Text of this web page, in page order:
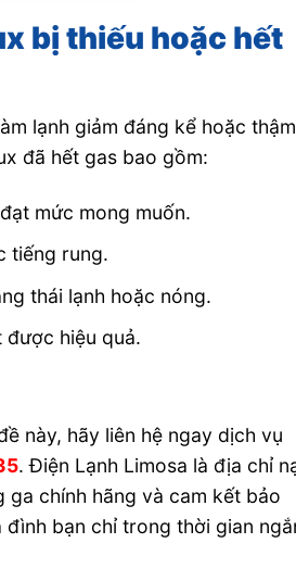
bị thiếu hoặc hết
lạnh giảm đáng kể hoặc thậm
đã hết gas bao gồm:
mức mong muốn.
tiếng rung.
thái lạnh hoặc nóng.
được hiệu quả.
này, hãy liên hệ ngay dịch vụ
. Điện Lạnh Limosa là địa chỉ
chính hãng và cam kết bảo
đình bạn chỉ trong thời gian